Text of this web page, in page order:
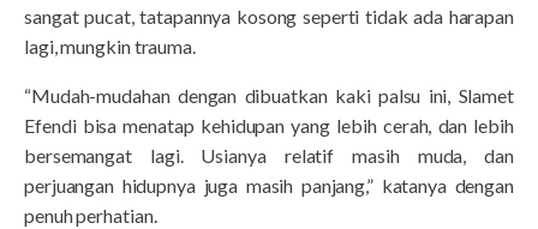
sangat pucat, tatapannya kosong seperti tidak ada harapan
lagi, mungkin trauma.
“Mudah-mudahan dengan dibuatkan kaki palsu ini, Slamet
Efendi bisa menatap kehidupan yang lebih cerah, dan lebih
bersemangat lagi. Usianya relatif masih muda, dan
perjuangan hidupnya juga masih panjang,” katanya dengan
penuh perhatian.